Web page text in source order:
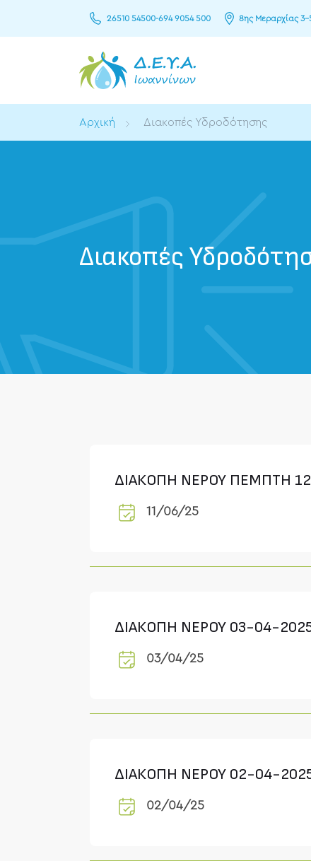
26510 54500-694 9054 500 8ης Μεραρχίας
Αρχική Διακοπές Υδροδότησης
Διακοπές
ΔΙΑΚΟΠΗ ΝΕΡΟΥ ΠΕΜΠΤΗ
11/06/25
ΔΙΑΚΟΠΗ ΝΕΡΟΥ 03-04-
03/04/25
ΔΙΑΚΟΠΗ ΝΕΡΟΥ 02-04-
02/04/25